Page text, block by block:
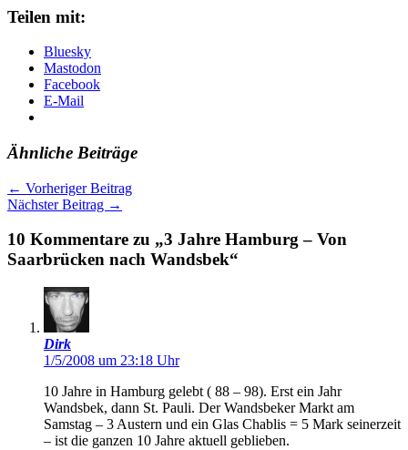
Teilen mit:
Bluesky
Mastodon
Facebook
E-Mail
Ähnliche Beiträge
← Vorheriger Beitrag
Nächster Beitrag →
10 Kommentare zu „3 Jahre Hamburg – Von
Saarbrücken nach Wandsbek“
Dirk
1/5/2008 um 23:18 Uhr
10 Jahre in Hamburg gelebt ( 88 – 98). Erst ein Jahr
Wandsbek, dann St. Pauli. Der Wandsbeker Markt am
Samstag – 3 Austern und ein Glas Chablis = 5 Mark seinerzeit
– ist die ganzen 10 Jahre aktuell geblieben.